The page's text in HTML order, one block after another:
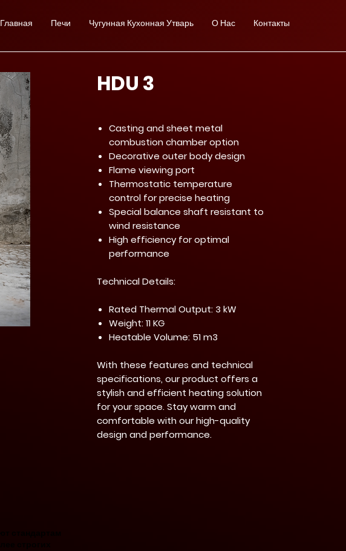
Главная Печи Чугунная Кухонная Утварь О Нас Контакты
HDU 3
Casting and sheet metal
combustion chamber option
Decorative outer body design
Flame viewing port
Thermostatic temperature
control for precise heating
Special balance shaft resistant to
wind resistance
High efficiency for optimal
performance
Technical Details:
Rated Thermal Output: 3 kW
Weight: 11 KG
Heatable Volume: 51 m3
With these features and technical
specifications, our product offers a
stylish and efficient heating solution
for your space. Stay warm and
comfortable with our high-quality
design and performance.